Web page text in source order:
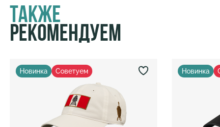
Также
Рекомендуем
Новинка Советуем Новинка